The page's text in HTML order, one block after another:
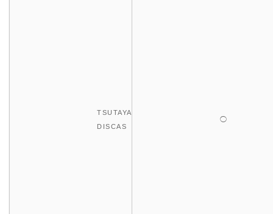
TSUTAYA
DISCAS
◯